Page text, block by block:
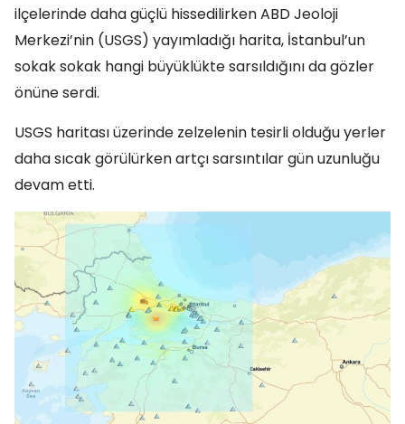
ilçelerinde daha güçlü hissedilirken ABD Jeoloji
Merkezi’nin (USGS) yayımladığı harita, İstanbul’un
sokak sokak hangi büyüklükte sarsıldığını da gözler
önüne serdi.
USGS haritası üzerinde zelzelenin tesirli olduğu yerler
daha sıcak görülürken artçı sarsıntılar gün uzunluğu
devam etti.